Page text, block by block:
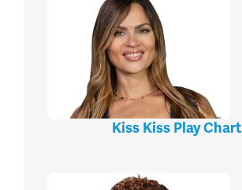
Kiss Kiss Play Chart